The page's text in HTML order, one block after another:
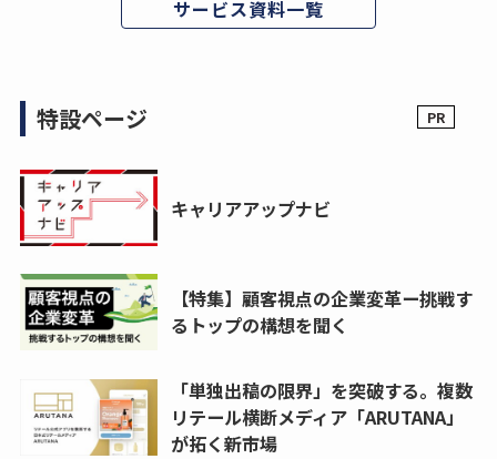
サービス資料一覧
特設ページ
キャリアアップナビ
【特集】顧客視点の企業変革ー挑戦す
るトップの構想を聞く
「単独出稿の限界」を突破する。複数
リテール横断メディア「ARUTANA」
が拓く新市場